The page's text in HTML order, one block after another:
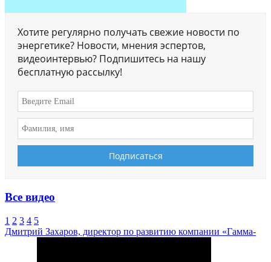
Хотите регулярно получать свежие новости по
энергетике? Новости, мнения эспертов,
видеоинтервью? Подпишитесь на нашу
бесплатную рассылку!
Все видео
1 2 3 4 5
Дмитрий Захаров, директор по развитию компании «Гамма-